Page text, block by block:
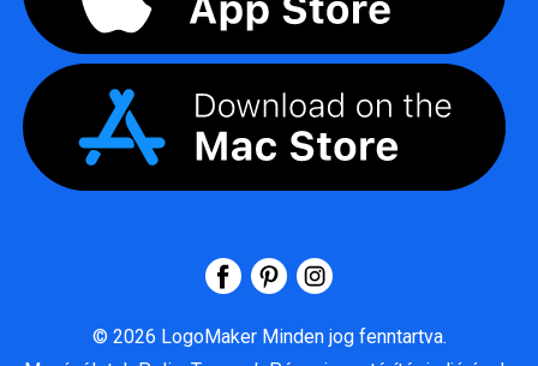
© 2026 LogoMaker Minden jog fenntartva.